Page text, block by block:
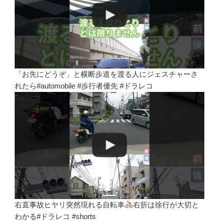
「お先にどうぞ」と横断歩道を渡る人にジェスチャーさ
れたら#automobile #歩行者優先 #ドラレコ
右直事故ヒヤリ突然現れる自転車
右折は徐行が大切と
わかる#ドラレコ #shorts